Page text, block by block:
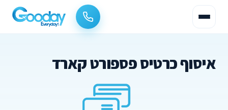
איסוף כרטיס פספורט קארד